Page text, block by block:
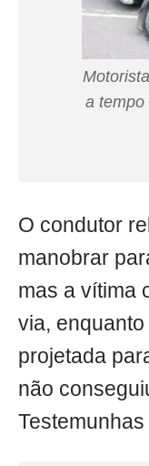
a tempo
O condutor
manobrar
mas a vítima
via,
projetada
não